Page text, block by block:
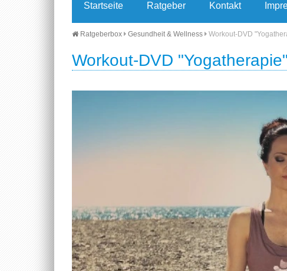
Startseite Ratgeber Kontakt
Ratgeberbox Gesundheit & Wellness Workout-DVD
Workout-DVD